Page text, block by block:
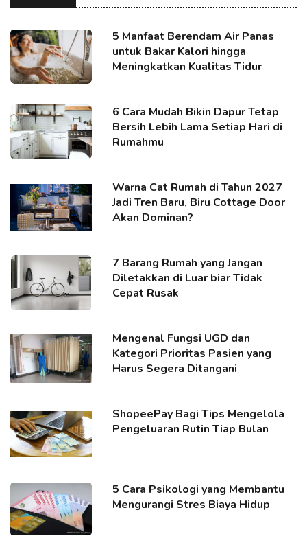
5 Manfaat Berendam Air Panas
untuk Bakar Kalori hingga
Meningkatkan Kualitas Tidur
6 Cara Mudah Bikin Dapur Tetap
Bersih Lebih Lama Setiap Hari di
Rumahmu
Warna Cat Rumah di Tahun 2027
Jadi Tren Baru, Biru Cottage Door
Akan Dominan?
7 Barang Rumah yang Jangan
Diletakkan di Luar biar Tidak
Cepat Rusak
Mengenal Fungsi UGD dan
Kategori Prioritas Pasien yang
Harus Segera Ditangani
ShopeePay Bagi Tips Mengelola
Pengeluaran Rutin Tiap Bulan
5 Cara Psikologi yang Membantu
Mengurangi Stres Biaya Hidup